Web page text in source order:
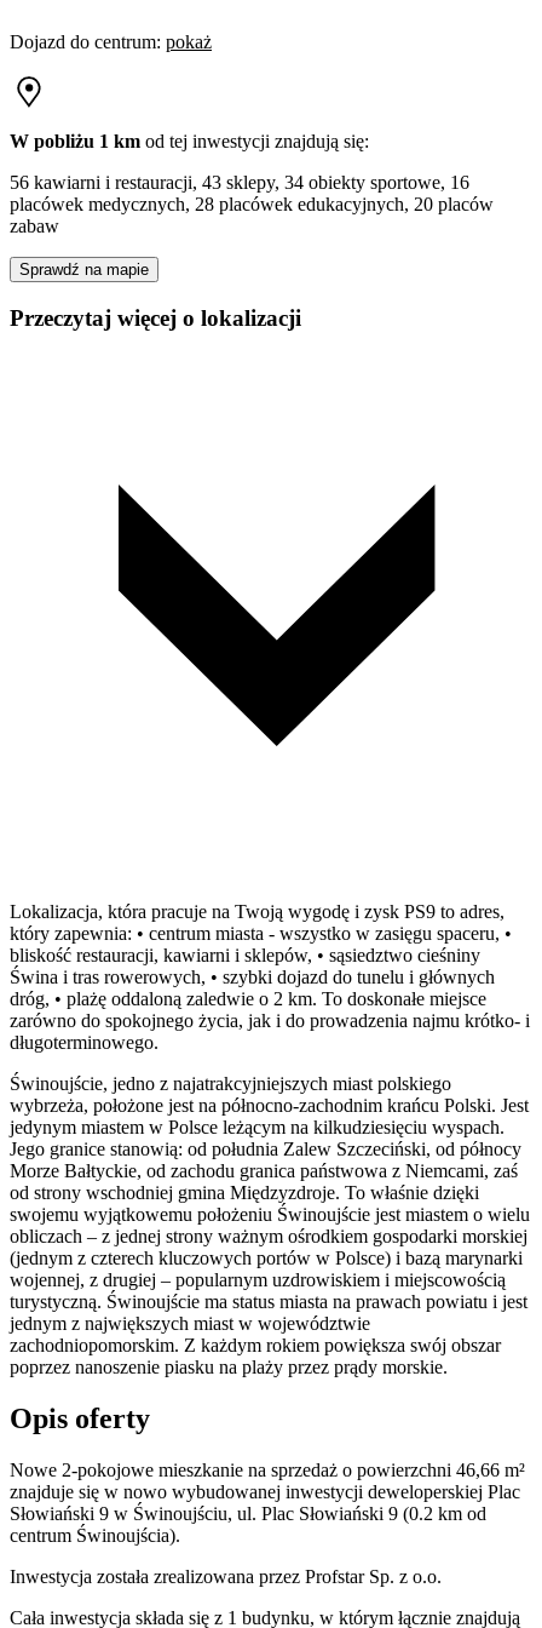
Dojazd do centrum: pokaż
W pobliżu 1 km od tej inwestycji znajdują się:
56 kawiarni i restauracji, 43 sklepy, 34 obiekty sportowe, 16
placówek medycznych, 28 placówek edukacyjnych, 20 placów
zabaw
Sprawdź na mapie
Przeczytaj więcej o lokalizacji
Lokalizacja, która pracuje na Twoją wygodę i zysk PS9 to adres,
który zapewnia: • centrum miasta - wszystko w zasięgu spaceru, •
bliskość restauracji, kawiarni i sklepów, • sąsiedztwo cieśniny
Świna i tras rowerowych, • szybki dojazd do tunelu i głównych
dróg, • plażę oddaloną zaledwie o 2 km. To doskonałe miejsce
zarówno do spokojnego życia, jak i do prowadzenia najmu krótko- i
długoterminowego.
Świnoujście, jedno z najatrakcyjniejszych miast polskiego
wybrzeża, położone jest na północno-zachodnim krańcu Polski. Jest
jedynym miastem w Polsce leżącym na kilkudziesięciu wyspach.
Jego granice stanowią: od południa Zalew Szczeciński, od północy
Morze Bałtyckie, od zachodu granica państwowa z Niemcami, zaś
od strony wschodniej gmina Międzyzdroje. To właśnie dzięki
swojemu wyjątkowemu położeniu Świnoujście jest miastem o wielu
obliczach – z jednej strony ważnym ośrodkiem gospodarki morskiej
(jednym z czterech kluczowych portów w Polsce) i bazą marynarki
wojennej, z drugiej – popularnym uzdrowiskiem i miejscowością
turystyczną. Świnoujście ma status miasta na prawach powiatu i jest
jednym z największych miast w województwie
zachodniopomorskim. Z każdym rokiem powiększa swój obszar
poprzez nanoszenie piasku na plaży przez prądy morskie.
Opis oferty
Nowe 2-pokojowe mieszkanie na sprzedaż o powierzchni 46,66 m²
znajduje się w nowo wybudowanej inwestycji deweloperskiej Plac
Słowiański 9 w Świnoujściu, ul. Plac Słowiański 9 (0.2 km od
centrum Świnoujścia).
Inwestycja została zrealizowana przez Profstar Sp. z o.o.
Cała inwestycja składa się z 1 budynku, w którym łącznie znajdują